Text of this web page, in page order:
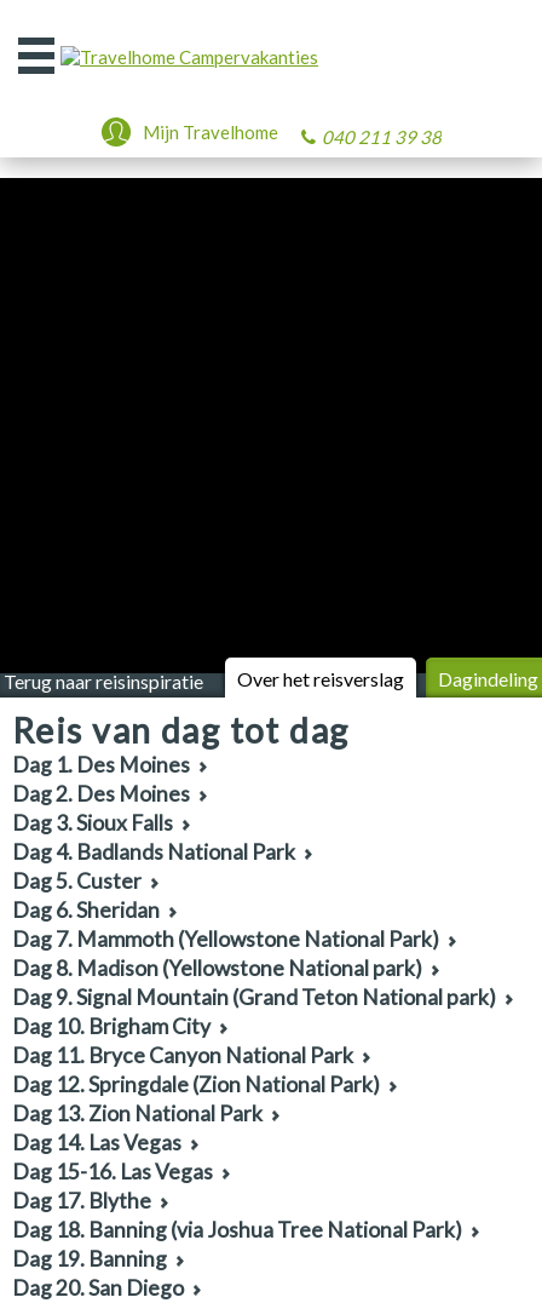
Open
het
040 211 39 38
Mijn Travelhome
Terug naar reisinspiratie Over het reisverslag Dagindeling
Reis van dag tot dag
Dag 1. Des Moines
Dag 2. Des Moines
Dag 3. Sioux Falls
Dag 4. Badlands National Park
Dag 5. Custer
Dag 6. Sheridan
Dag 7. Mammoth (Yellowstone National Park)
Dag 8. Madison (Yellowstone National park)
Dag 9. Signal Mountain (Grand Teton National park)
Dag 10. Brigham City
Dag 11. Bryce Canyon National Park
Dag 12. Springdale (Zion National Park)
Dag 13. Zion National Park
Dag 14. Las Vegas
Dag 15-16. Las Vegas
Dag 17. Blythe
Dag 18. Banning (via Joshua Tree National Park)
Dag 19. Banning
Dag 20. San Diego